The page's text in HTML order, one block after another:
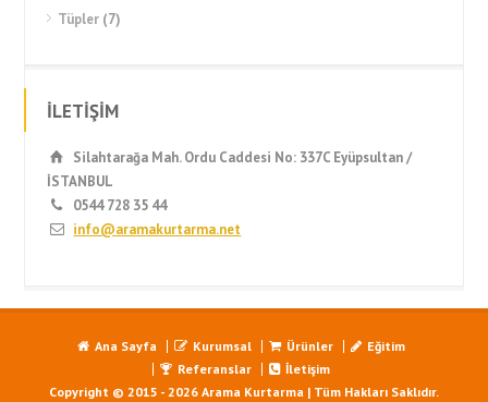
Tüpler (7)
İLETİŞİM
Silahtarağa Mah. Ordu Caddesi No: 337C Eyüpsultan /
İSTANBUL
0544 728 35 44
info@aramakurtarma.net
Ana Sayfa Kurumsal Ürünler
Eğitim
Referanslar
İletişim
Copyright © 2015 - 2026 Arama Kurtarma | Tüm Hakları Saklıdır.